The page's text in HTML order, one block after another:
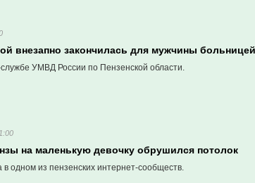
внезапно закончилась для мужчины больницей
УМВД России по Пензенской области.
на маленькую девочку обрушился потолок
одном из пензенских интернет-сообществ.